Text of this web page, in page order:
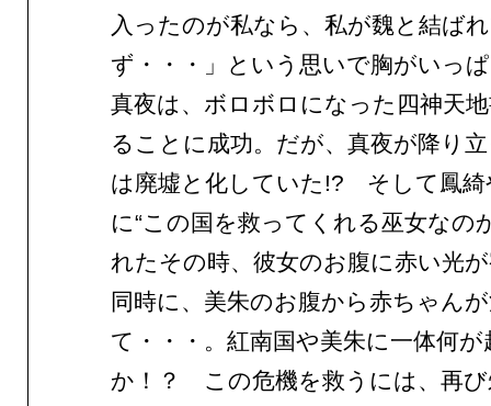
入ったのが私なら、私が魏と結ば
ず・・・」という思いで胸がいっ
真夜は、ボロボロになった四神天
ることに成功。だが、真夜が降り
は廃墟と化していた!? そして鳳綺
に“この国を救ってくれる巫女なの
れたその時、彼女のお腹に赤い光
同時に、美朱のお腹から赤ちゃん
て・・・。紅南国や美朱に一体何
か！？ この危機を救うには、再び